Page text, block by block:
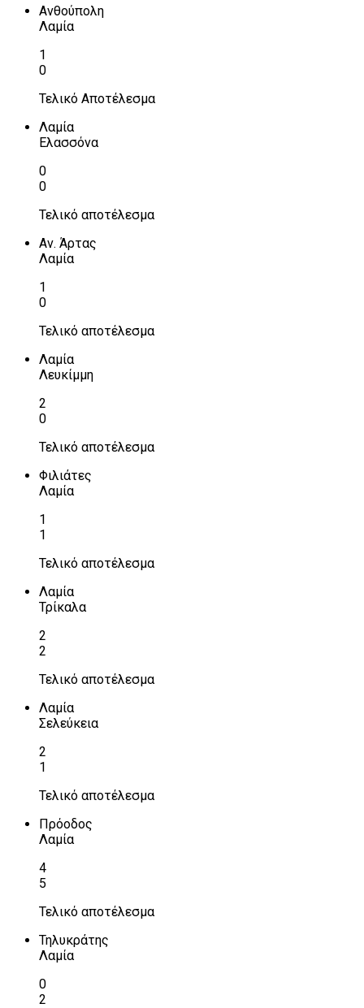
Ανθούπολη
Λαμία
1
0
Τελικό Αποτέλεσμα
Λαμία
Ελασσόνα
0
0
Τελικό αποτέλεσμα
Αν. Άρτας
Λαμία
1
0
Τελικό αποτέλεσμα
Λαμία
Λευκίμμη
2
0
Τελικό αποτέλεσμα
Φιλιάτες
Λαμία
1
1
Τελικό αποτέλεσμα
Λαμία
Τρίκαλα
2
2
Τελικό αποτέλεσμα
Λαμία
Σελεύκεια
2
1
Τελικό αποτέλεσμα
Πρόοδος
Λαμία
4
5
Τελικό αποτέλεσμα
Τηλυκράτης
Λαμία
0
2